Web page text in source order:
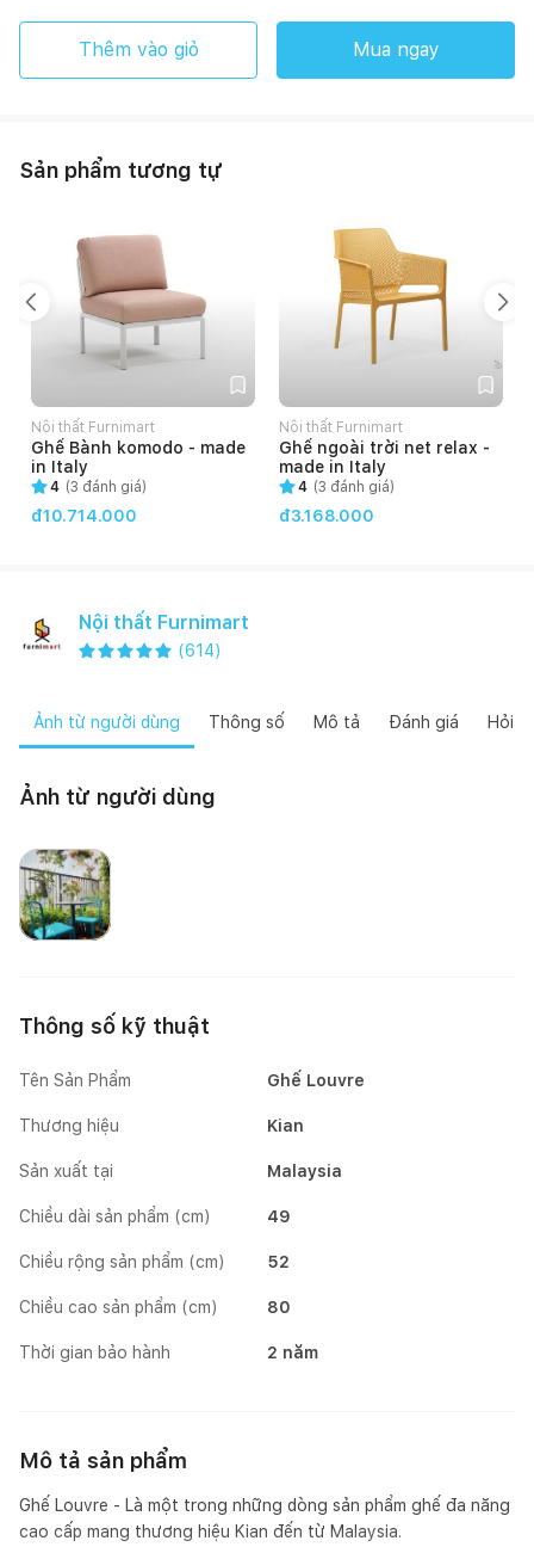
Thêm vào giỏ Mua ngay
Sản phẩm tương tự
Nội thất Furnimart
Ghế Bành komodo - made
in Italy
4 (3 đánh giá)
đ10.714.000
Nội thất Furnimart
Ghế ngoài trời net relax -
made in Italy
4 (3 đánh giá)
đ3.168.000
Nội thất Furnimart
(614)
Ảnh từ người dùng Thông số Mô tả Đánh giá Hỏi
Ảnh từ người dùng
Happynest
Thông số kỹ thuật
Tên Sản Phẩm Ghế Louvre
Thương hiệu Kian
Sản xuất tại Malaysia
Chiều dài sản phẩm (cm) 49
Chiều rộng sản phẩm (cm) 52
Chiều cao sản phẩm (cm) 80
Thời gian bảo hành 2 năm
Mô tả sản phẩm
Ghế Louvre - Là một trong những dòng sản phẩm ghế đa năng
cao cấp mang thương hiệu Kian đến từ Malaysia.